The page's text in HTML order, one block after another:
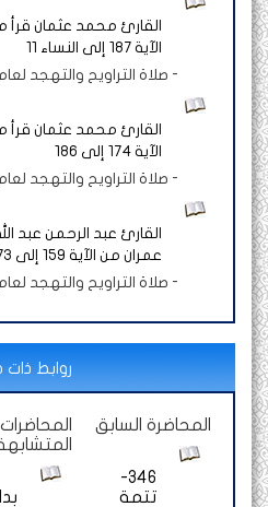
القارئ محمد عثمان
الآية 187 إلى النساء 11
- صلاة التراويح والتهجد لعام 1447
القارئ محمد عثمان
الآية 174 إلى 186
- صلاة التراويح والتهجد لعام 1447
القارئ عبد الرحمن عبد
عمران من الآية 159 إلى 173
- صلاة التراويح والتهجد لعام 1447
روابط
المحاضرة السابق
346-
تتمة
المحاضرات